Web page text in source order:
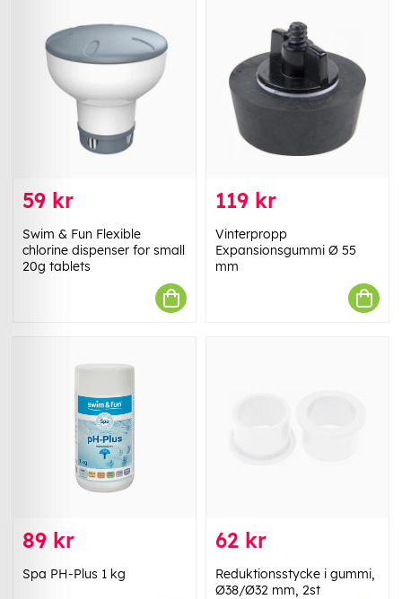
59 kr
Swim & Fun Flexible
chlorine dispenser for small
20g tablets
119 kr
Vinterpropp
Expansionsgummi Ø 55
mm
89 kr
Spa PH-Plus 1 kg
62 kr
Reduktionsstycke i gummi,
Ø38/Ø32 mm, 2st